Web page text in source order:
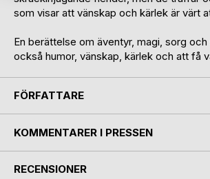
som visar att vänskap och kärlek är värt
En berättelse om äventyr, magi, sorg
också humor, vänskap, kärlek och att få
FÖRFATTARE
KOMMENTARER I PRESSEN
RECENSIONER